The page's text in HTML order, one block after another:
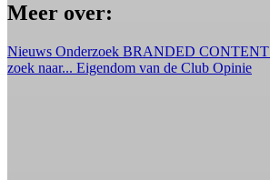
Meer over:
Nieuws Onderzoek BRANDED CONTENT
zoek naar... Eigendom van de Club Opinie